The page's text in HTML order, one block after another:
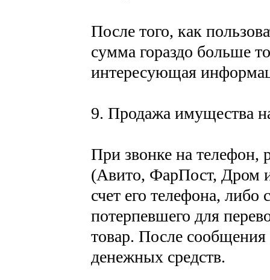
После того, как
сумма гораздо больше
интересующая
9. Продажа имущества
При звонке на телефон,
(Авито, ФарПост, Дром
счет его телефона,
потерпевшего для
товар. После
денежных средств.